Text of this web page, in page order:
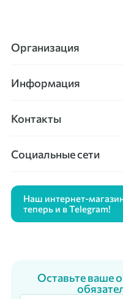
Организация
Информация
Контакты
Социальные сети
Наш интернет-
теперь и в Telegram!
Оставьте ваше